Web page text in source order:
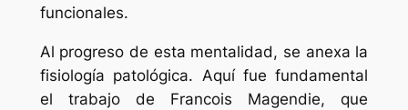
funcionales.
Al progreso de esta mentalidad, se anexa la
fisiología patológica. Aquí fue fundamental
el trabajo de Francois Magendie, que